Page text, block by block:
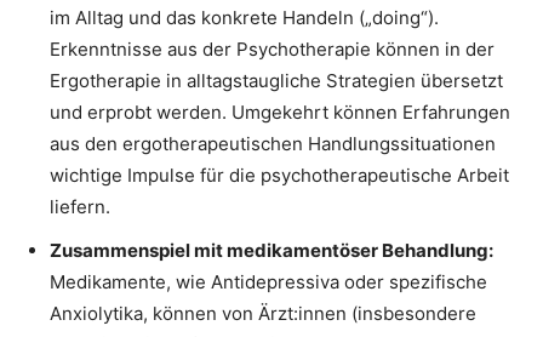
im Alltag und das konkrete Handeln („doing“).
Erkenntnisse aus der Psychotherapie können in der
Ergotherapie in alltagstaugliche Strategien übersetzt
und erprobt werden. Umgekehrt können Erfahrungen
aus den ergotherapeutischen Handlungssituationen
wichtige Impulse für die psychotherapeutische Arbeit
liefern.
Zusammenspiel mit medikamentöser Behandlung:
Medikamente, wie Antidepressiva oder spezifische
Anxiolytika, können von Ärzt:innen (insbesondere